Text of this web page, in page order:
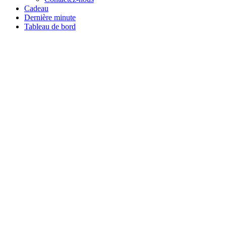
Cadeau
Dernière minute
Tableau de bord